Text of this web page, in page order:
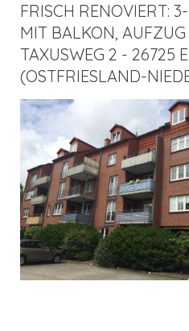
FRISCH RENOVIERT:
MIT BALKON, AUFZUG
TAXUSWEG 2 - 26725
(OSTFRIESLAND-